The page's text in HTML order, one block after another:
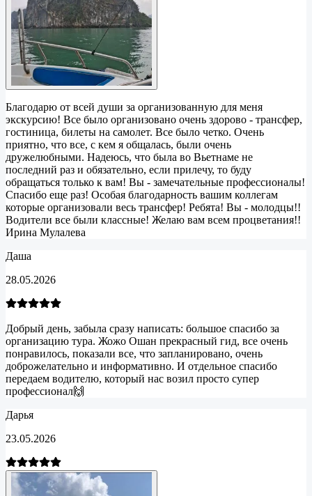
Благодарю от всей души за организованную для меня
экскурсию! Все было организовано очень здорово - трансфер,
гостиница, билеты на самолет. Все было четко. Очень
приятно, что все, с кем я общалась, были очень
дружелюбными. Надеюсь, что была во Вьетнаме не
последний раз и обязательно, если прилечу, то буду
обращаться только к вам! Вы - замечательные профессионалы!
Спасибо еще раз! Особая благодарность вашим коллегам
которые организовали весь трансфер! Ребята! Вы - молодцы!!
Водители все были классные! Желаю вам всем процветания!!
Ирина Мулалева
Даша
28.05.2026
Добрый день, забыла сразу написать: большое спасибо за
организацию тура. Жожо Ошан прекрасный гид, все очень
понравилось, показали все, что запланировано, очень
доброжелательно и информативно. И отдельное спасибо
передаем водителю, который нас возил просто супер
профессионал🙌
Дарья
23.05.2026